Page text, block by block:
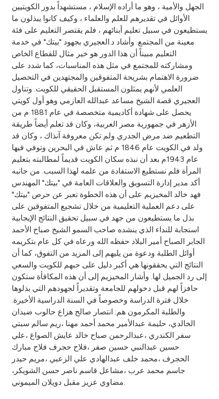
UK
Kingdom of Bahrain
الجهل والأمية ، وهو ما أراده الإسلام ، مستشهداً بدور الكويتيين
الأوائل في تقديرهم للعلم والعلماء ، وكيف كانوا يبذلون ما
يستطيعون في سبيل تعليم أبنائهم ، فلم يقتصر التعليم على فئة
معينة من المجتمع. وأشاد د.العجيري بجهود "بيتك" في خدمة
التعليم مبيناً أن هذا الدور هو خير مثال للقطاع الخاص
ومشاركته للمجتمع في مثل هذه المناسبات، كما شدد على
ضرورة الاهتمام بشريحة المتفوقين والمجتهدين في التحصيل
العلمي لأنهم يمثلون المستقبل الحقيقي للكويت. وتناول
العجيري قصة الشيخ مساعد عبدالله العازمي وهو أول كويتي
يحصل على شهادة أكاديمية متخصصة في عام 1881 م من
الأزهر في جمهورية مصر العربية، وكان قد تعلم أيضاً طريقة
التطعيم ضد مرض الجدري ولم تكن معروفة آنذاك ، وكان قد
ولد في الكويت عام 1846 م ثم عاش في البحرين وتوفي فيها
عام 1943م بعد أن نبذه سكان الكويت قديماً لمطالبته بتعليم
المرأة فلم نستطيع الاستفادة من علمه لهذا السبب. من جانبه
أكد مدير إدارة التسويق والعلاقات العامة في "بيتك" المهندس
فهد خالد المخيزيم على أن هذه الخطوة تعبر عن حرص "بيتك"
على دعم العملية التعليمية من خلال تشجيع المتفوقين على
بذل ما يستطيعون من جهد في سبيل تحقيق النتائج الإيجابية
استجابة للنداء الذي ينشده صاحب السمو الشيخ صباح الأحمد
الجابر الصباح أمير البلاد حفظه الله ورعاه في كل عام بتكريمه
أوائل الطلبة ودعوة من يليهم إلى المزيد من التفوق، كما أن
النتائج التي يحققونها هي أكبر دليل على حبهم للكويت والسعي
إلى رد الجميل لها. وأشار المخيزيم إلى أن هذه المكافأة ستكون
حافزاً لهم قبل دخولهم للجامعة وتقديراً لجهودهم التي بذلوها
خلال فترة الدراسة وخصوصاً في السنة الدراسية الأخيرة.
والطلبة المكرمون هم: انتصار صالح هزاع حالوب ضيدان
الخالدي، حليمة عبدالأمير محمد أحمد مهنا ،ريم سالم سبتي
سفر الكندري ،عبدالرحمن صباح خالد عايش الصواغ ،علي
حسين عبدالنبي حسين صفر ،فلاح حجرف فلاح مبارك
الحجرف ،محمد خلف عبدالهادي علي الزعبي ،مريم حيدر
جاسم محمد عرب ،مشاعل قاسم ناصر حسن الشويكر،
مضاوي عزيز مقبل دويلان الميموني.